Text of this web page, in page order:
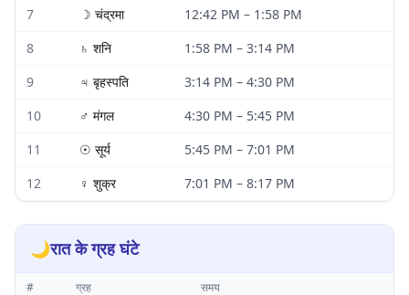
7
☽ चंद्रमा 12:42 PM – 1:58 PM
8
♄ शनि 1:58 PM – 3:14 PM
9
♃ बृहस्पति 3:14 PM – 4:30 PM
10
♂ मंगल 4:30 PM – 5:45 PM
11
☉ सूर्य 5:45 PM – 7:01 PM
12
♀ शुक्र 7:01 PM – 8:17 PM
🌙रात के ग्रह घंटे
# ग्रह समय